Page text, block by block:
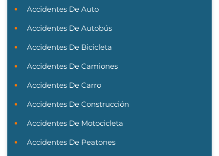
Accidentes De Auto
Accidentes De Autobús
Accidentes De Bicicleta
Accidentes De Camiones
Accidentes De Carro
Accidentes De Construcción
Accidentes De Motocicleta
Accidentes De Peatones